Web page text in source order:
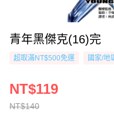
青年黑傑克(16)完
超取滿NT$500免運 國家/地
NT$140
NT$119